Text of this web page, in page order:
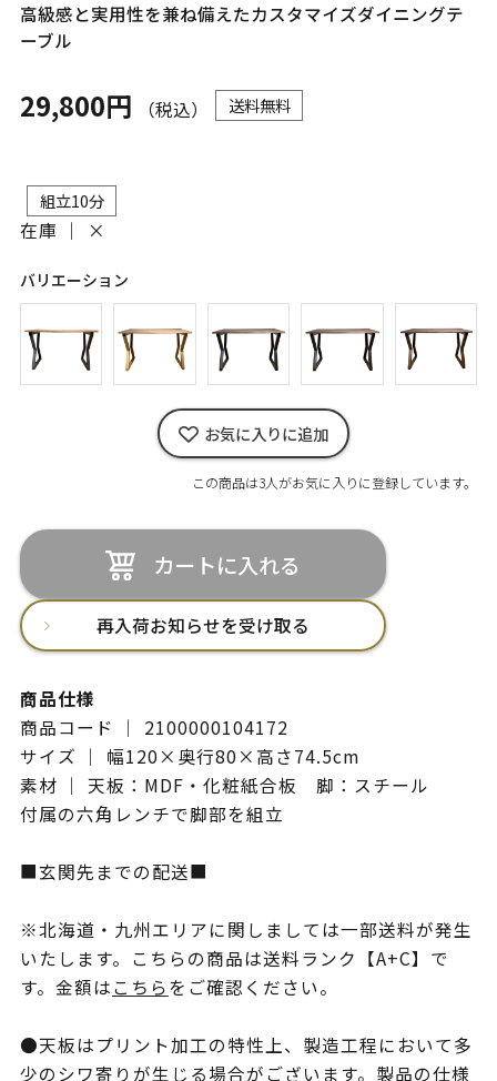
高級感と実用性を兼ね備えたカスタマイズダイニングテ
ーブル
29,800円 （税込） 送料無料
組立10分
在庫 ｜ ×
バリエーション
お気に入りに追加
この商品は3人がお気に入りに登録しています。
カートに入れる
再入荷お知らせを受け取る
商品仕様
商品コード ｜ 2100000104172
サイズ ｜ 幅120×奥行80×高さ74.5cm
素材 ｜ 天板：MDF・化粧紙合板 脚：スチール
付属の六角レンチで脚部を組立
■玄関先までの配送■
※北海道・九州エリアに関しましては一部送料が発生
いたします。こちらの商品は送料ランク【A+C】で
す。金額はこちらをご確認ください。
●天板はプリント加工の特性上、製造工程において多
少のシワ寄りが生じる場合がございます。製品の仕様